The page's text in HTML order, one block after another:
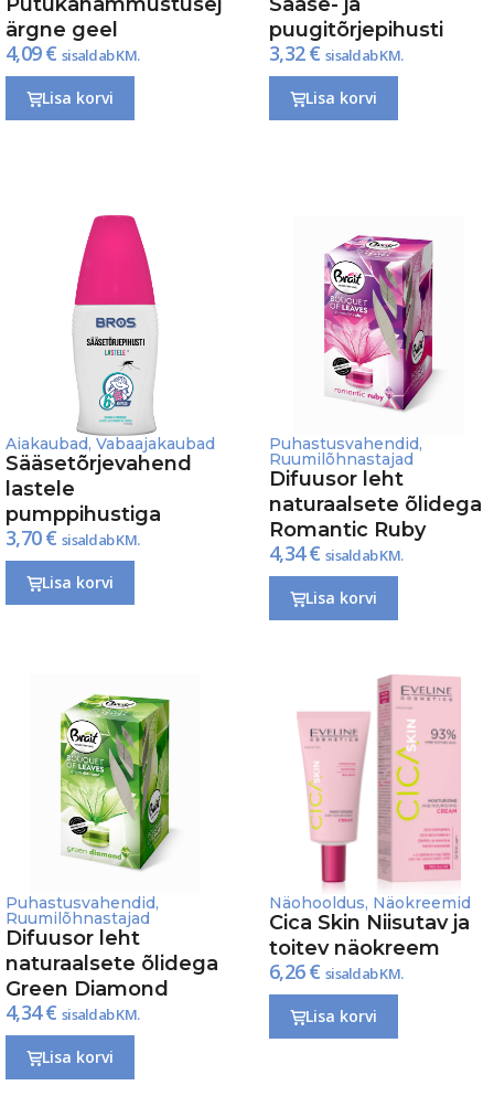
ärgne geel
4,09€ sisaldab KM.
Lisa korvi
puugitõrjepihusti
3,32€ sisaldab KM.
Lisa korvi
Aiakaubad, Vabaajakaubad
Sääsetõrjevahend
lastele
pumppihustiga
3,70€ sisaldab KM.
Lisa korvi
Puhastusvahendid,
Ruumilõhnastajad
Difuusor leht
naturaalsete õlidega
Romantic Ruby
4,34€ sisaldab KM.
Lisa korvi
Puhastusvahendid,
Ruumilõhnastajad
Difuusor leht
naturaalsete õlidega
Green Diamond
4,34€ sisaldab KM.
Lisa korvi
Näohooldus, Näokreemid
Cica Skin Niisutav ja
toitev näokreem
6,26€ sisaldab KM.
Lisa korvi